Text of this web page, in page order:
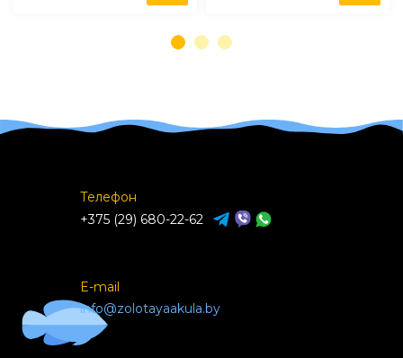
Телефон
+375 (29) 680-22-62
E-mail
info@zolotayaakula.by